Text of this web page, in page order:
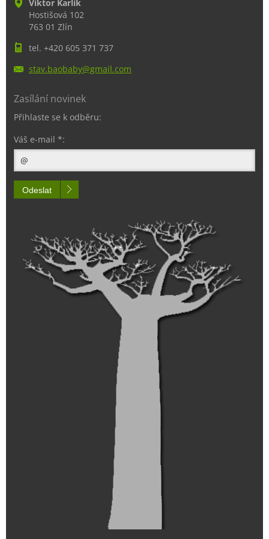
Viktor Karlík
Hostišová 102
763 01 Zlín
tel. +420 605 371 737
stav.baobaby@gmail.com
Zasílání novinek
Přihlaste se k odběru:
Váš e-mail *:
Odeslat